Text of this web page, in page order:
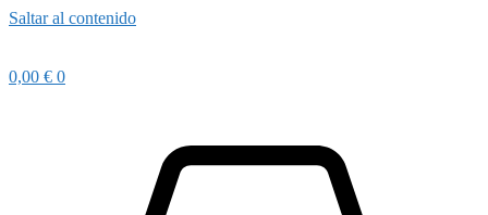
Saltar al contenido
0,00 € 0